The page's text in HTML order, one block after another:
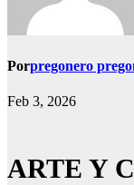
Porpregonero
Feb 3, 2026
ARTE Y